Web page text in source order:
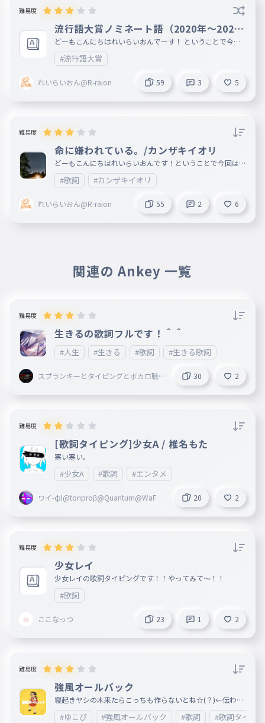
その断頭台を飛び降りて
そのだんとうだいをとびおりて
千本桜 夜ニ紛レ
せんぼんざくらよるにまぎれ
042 君が歌い僕は踊る
ここはうたげはがねのおり
044 さあ光線銃を撃ちまくれ
さぁこうせんじゅうをうちまくれ
難易度
流行語大賞ノミネート語（2020年～2021
年）
どーもこんにちはれいらいおんでーす！ ということで今回
は流行語大賞をまとめました！ それでは、レッツゴー！
#流行語大賞
れいらいおん@R-raion 59 3 5
難易度
命に嫌われている。/カンザキイオリ
どーもこんにちはれいらいおんです！ということで今回はカ
ンザキイオリさんの「命に嫌われている。」 をタイピング
にしました。 命に嫌われている。/カンザキイオリ feat.初音
ミク 2017.8.6リリース 作詞 カンザキイオリ 作曲 カンザキ
#歌詞 #カンザキイオリ
れいらいおん@R-raion 55 2 6
関連の Ankey 一覧
難易度
生きるの歌詞フルです！＾＾
#人生 #生きる #歌詞 #生きる歌詞
スプランキーとタイピングとボカロ聴
30 2
難易度
[歌詞タイピング]少女A / 椎名もた
寒い寒い。
#少女A #歌詞 #エンタメ
ワイ-фI@toriproβ@Quantum@WaF 20 2
難易度
少女レイ
少女レイの歌詞タイピングです！！やってみて〜！！
#歌詞
ここなっつ 23 1 2
難易度
強風オールバック
寝起きヤシの木来たらこっちも作らないとね☆(？)←伝わっ
てくれ!!!!!!!!!!!!
#ゆこぴ #強風オールバック #歌詞 #歌詞タイピ